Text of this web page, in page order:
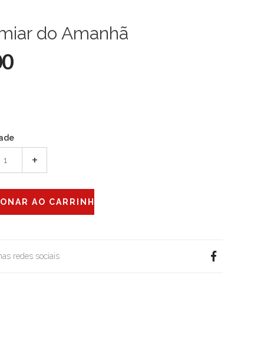
do Amanhã
+
redes sociais